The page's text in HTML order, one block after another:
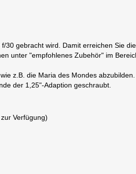
gebracht wird. Damit erreichen Sie
unter "empfohlenes Zubehör" im
z.B. die Maria des Mondes
der 1,25"-Adaption geschraubt.
Verfügung)